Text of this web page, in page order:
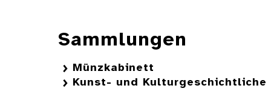
Sammlungen
Münzkabinett
Kunst- und Kulturgeschichtliche